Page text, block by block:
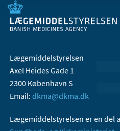
Lægemiddelstyrelsen
Axel Heides Gade 1
2300 København S
Email: dkma@dkma.dk
Lægemiddelstyrelsen er en del